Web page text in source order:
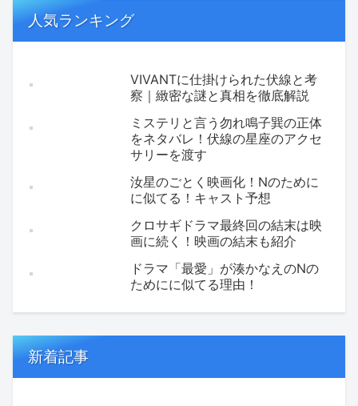
人気ランキング
VIVANTに仕掛けられた伏線と考
察｜緻密な謎と真相を徹底解説
ミステリと言う勿れ鳴子巽の正体
をネタバレ！伏線の星座のアクセ
サリーを渡す
汝星のごとく映画化！Nのために
に似てる！キャスト予想
クロサギドラマ最終回の結末は映
画に続く！映画の結末も紹介
ドラマ「最愛」が湊かなえのNの
ためにに似てる理由！
新着記事